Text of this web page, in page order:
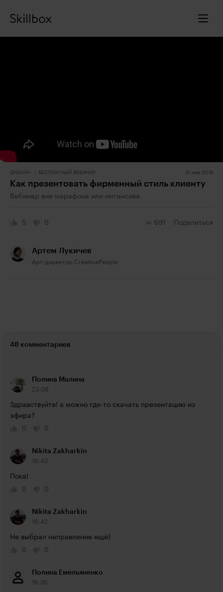
ДИЗАЙН БЕСПЛАТНЫЙ ВЕБИНАР 31 мая 2019
Как презентовать фирменный стиль клиенту
Вебинар вне марафона или интенсива.
5 0 691 Поделиться
Артем Лукичев
Арт-директор CreativePeople
48 комментариев
Полина Малина
23:09
Здравствуйте! а можно где-то скачать презентацию из
эфира?
0
0
Nikita Zakharkin
16:43
Пока!
0
0
Nikita Zakharkin
16:42
Не выбрал направление ещё)
0
0
Полина Емельяненко
16:36